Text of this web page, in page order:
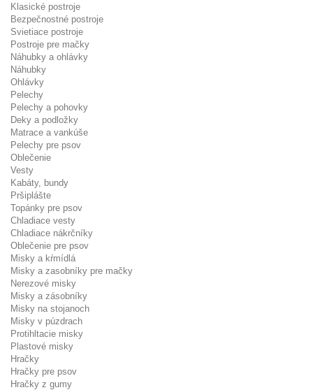
Klasické postroje
Bezpečnostné postroje
Svietiace postroje
Postroje pre mačky
Náhubky a ohlávky
Náhubky
Ohlávky
Pelechy
Pelechy a pohovky
Deky a podložky
Matrace a vankúše
Pelechy pre psov
Oblečenie
Vesty
Kabáty, bundy
Pršiplášte
Topánky pre psov
Chladiace vesty
Chladiace nákrčníky
Oblečenie pre psov
Misky a kŕmídlá
Misky a zasobníky pre mačky
Nerezové misky
Misky a zásobníky
Misky na stojanoch
Misky v púzdrach
Protihltacie misky
Plastové misky
Hračky
Hračky pre psov
Hračky z gumy